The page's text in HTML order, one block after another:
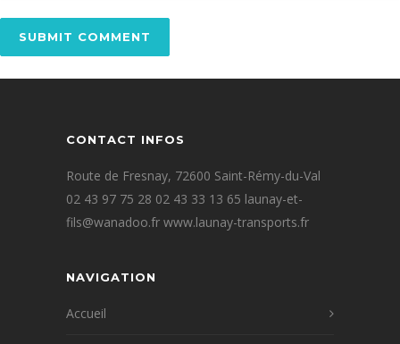
CONTACT INFOS
Route de Fresnay, 72600 Saint-Rémy-du-Val
02 43 97 75 28 02 43 33 13 65 launay-et-
fils@wanadoo.fr www.launay-transports.fr
NAVIGATION
Accueil